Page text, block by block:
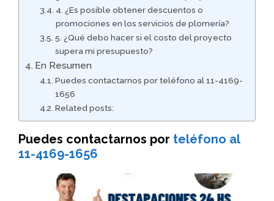
4. ¿Es posible obtener descuentos o
promociones en los servicios de plomería?
5. ¿Qué debo hacer si el costo del proyecto
supera mi presupuesto?
En Resumen
Puedes contactarnos por teléfono al 11-4169-
1656
Related posts:
Puedes contactarnos por teléfono al
11-4169-1656